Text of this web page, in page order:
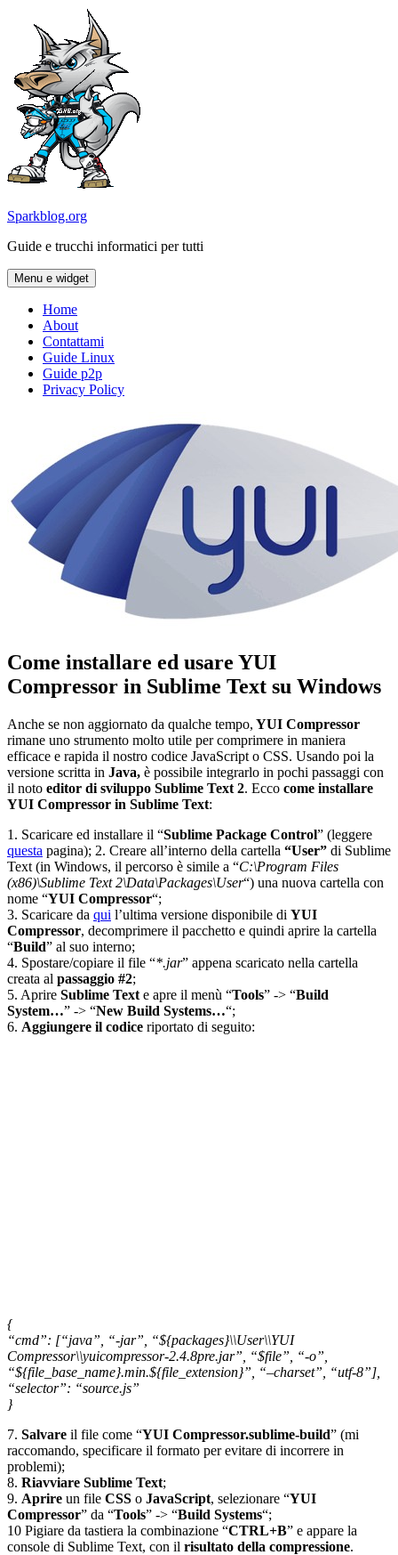
contenuto
Sparkblog.org
Guide e trucchi informatici per tutti
Menu e widget
Home
About
Contattami
Guide Linux
Guide p2p
Privacy Policy
Come installare ed usare YUI
Compressor in Sublime Text su Windows
Anche se non aggiornato da qualche tempo, YUI Compressor
rimane uno strumento molto utile per comprimere in maniera
efficace e rapida il nostro codice JavaScript o CSS. Usando poi la
versione scritta in Java, è possibile integrarlo in pochi passaggi con
il noto editor di sviluppo Sublime Text 2. Ecco come installare
YUI Compressor in Sublime Text:
1. Scaricare ed installare il “Sublime Package Control” (leggere
questa pagina); 2. Creare all’interno della cartella “User” di Sublime
Text (in Windows, il percorso è simile a “C:\Program Files
(x86)\Sublime Text 2\Data\Packages\User“) una nuova cartella con
nome “YUI Compressor“;
3. Scaricare da qui l’ultima versione disponibile di YUI
Compressor, decomprimere il pacchetto e quindi aprire la cartella
“Build” al suo interno;
4. Spostare/copiare il file “*.jar” appena scaricato nella cartella
creata al passaggio #2;
5. Aprire Sublime Text e apre il menù “Tools” -> “Build
System…” -> “New Build Systems…“;
6. Aggiungere il codice riportato di seguito:
{
“cmd”: [“java”, “-jar”, “${packages}\\User\\YUI
Compressor\\yuicompressor-2.4.8pre.jar”, “$file”, “-o”,
“${file_base_name}.min.${file_extension}”, “–charset”, “utf-8”],
“selector”: “source.js”
}
7. Salvare il file come “YUI Compressor.sublime-build” (mi
raccomando, specificare il formato per evitare di incorrere in
problemi);
8. Riavviare Sublime Text;
9. Aprire un file CSS o JavaScript, selezionare “YUI
Compressor” da “Tools” -> “Build Systems“;
10 Pigiare da tastiera la combinazione “CTRL+B” e appare la
console di Sublime Text, con il risultato della compressione.